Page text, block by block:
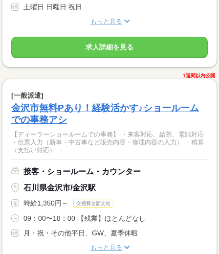
土曜日 日曜日 祝日
もっと見る
求人詳細を見る
1週間以内公開
[一般派遣]
金沢市無料Pあり！経験活かす♪ショールーム
での事務アシ
【ディーラーショールームでの事務】 ・来客対応、給茶、電話対応
・伝票入力（新車・中古車など販売内容・修理内容の入力） ・精算
（支払い対応） ・...
接客・ショールーム・カウンター
石川県金沢市/金沢駅
時給1,350円～ 交通費全額支給
09：00〜18：00 【残業】ほとんどなし
月・祝・その他平日、GW、夏季休暇
もっと見る